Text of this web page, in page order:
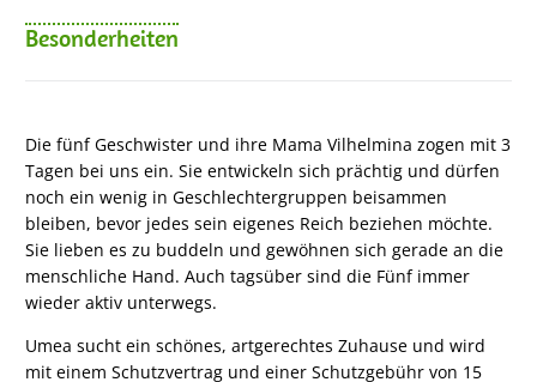
Besonderheiten
Die fünf Geschwister und ihre Mama Vilhelmina zogen mit 3
Tagen bei uns ein. Sie entwickeln sich prächtig und dürfen
noch ein wenig in Geschlechtergruppen beisammen
bleiben, bevor jedes sein eigenes Reich beziehen möchte.
Sie lieben es zu buddeln und gewöhnen sich gerade an die
menschliche Hand. Auch tagsüber sind die Fünf immer
wieder aktiv unterwegs.
Umea sucht ein schönes, artgerechtes Zuhause und wird
mit einem Schutzvertrag und einer Schutzgebühr von 15